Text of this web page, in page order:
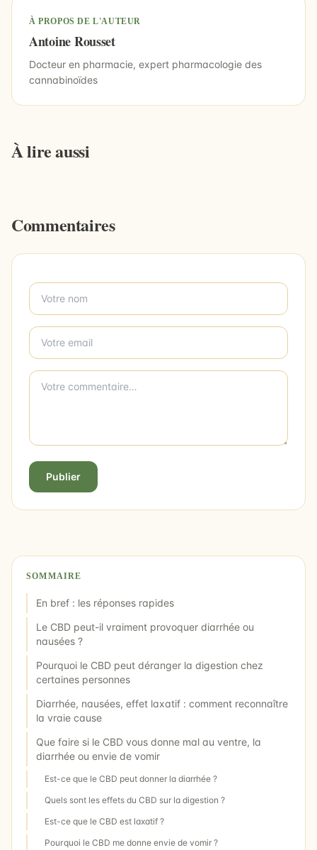
À PROPOS DE L'AUTEUR
Antoine Rousset
Docteur en pharmacie, expert pharmacologie des
cannabinoïdes
À lire aussi
Commentaires
Publier
SOMMAIRE
En bref : les réponses rapides
Le CBD peut-il vraiment provoquer diarrhée ou
nausées ?
Pourquoi le CBD peut déranger la digestion chez
certaines personnes
Diarrhée, nausées, effet laxatif : comment reconnaître
la vraie cause
Que faire si le CBD vous donne mal au ventre, la
diarrhée ou envie de vomir
Est-ce que le CBD peut donner la diarrhée ?
Quels sont les effets du CBD sur la digestion ?
Est-ce que le CBD est laxatif ?
Pourquoi le CBD me donne envie de vomir ?